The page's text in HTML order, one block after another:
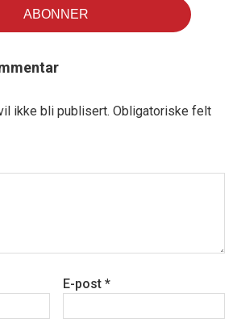
ikke bli publisert. Obligatoriske felt
E-post*